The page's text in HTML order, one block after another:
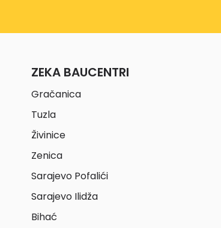
ZEKA BAUCENTRI
Gračanica
Tuzla
Živinice
Zenica
Sarajevo Pofalići
Sarajevo Ilidža
Bihać